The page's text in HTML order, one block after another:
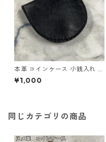
本革 コインケース 小銭入れ イ
タリアンレザー アドリア ネイ
ビー l114 ハンドメイド ギフト
¥1,000
同じカテゴリの商品